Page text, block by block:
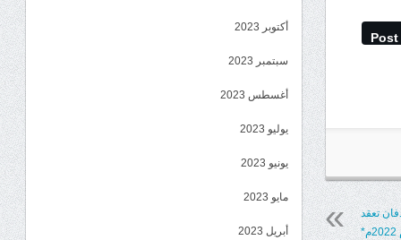
Post
تعقد
أكتوبر 2023
سبتمبر 2023
أغسطس 2023
يوليو 2023
يونيو 2023
مايو 2023
أبريل 2023